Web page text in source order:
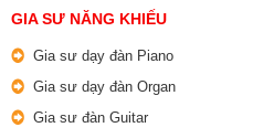
GIA SƯ NĂNG KHIẾU
Gia sư dạy đàn Piano
Gia sư dạy đàn Organ
Gia sư đàn Guitar